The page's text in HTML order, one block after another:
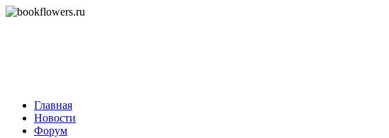
Главная
Новости
Форум